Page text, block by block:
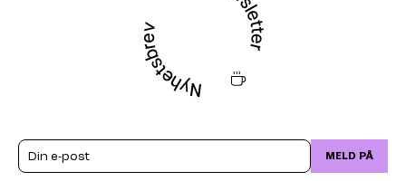
Email MELD PÅ